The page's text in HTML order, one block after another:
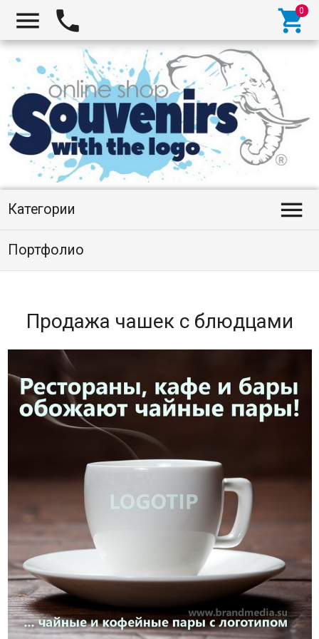
  
Категории 
Портфолио
Продажа чашек с блюдцами